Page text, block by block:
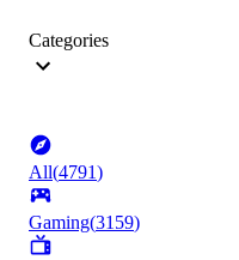
Categories
All(4791)
Gaming(3159)